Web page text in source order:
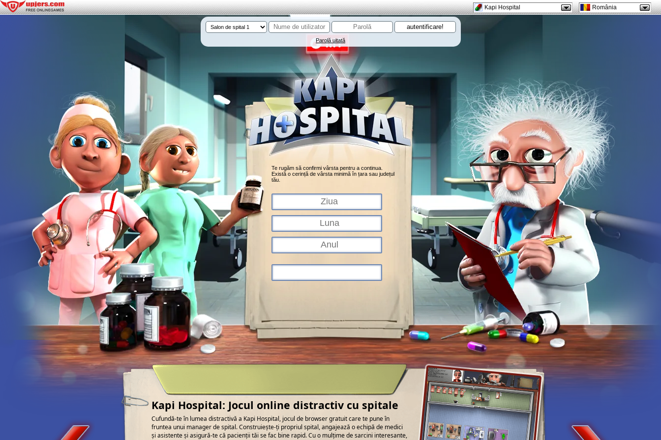
Kapi Hospital România
Parolă uitată
Te rugăm să confirmi vârsta pentru a continua.
Există o cerință de vârsta minimă în țara sau județul
tău.
Kapi Hospital: Jocul online distractiv cu spitale
Cufundă-te în lumea distractivă a Kapi Hospital, jocul de browser gratuit care te pune în
fruntea unui manager de spital. Construiește-ți propriul spital, angajează o echipă de medici
și asistente și asigură-te că pacienții tăi se fac bine rapid. Cu o mulțime de sarcini interesante,